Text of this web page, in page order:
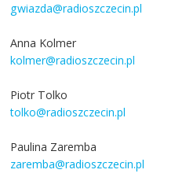
gwiazda@radioszczecin.pl
Anna Kolmer
kolmer@radioszczecin.pl
Piotr Tolko
tolko@radioszczecin.pl
Paulina Zaremba
zaremba@radioszczecin.pl